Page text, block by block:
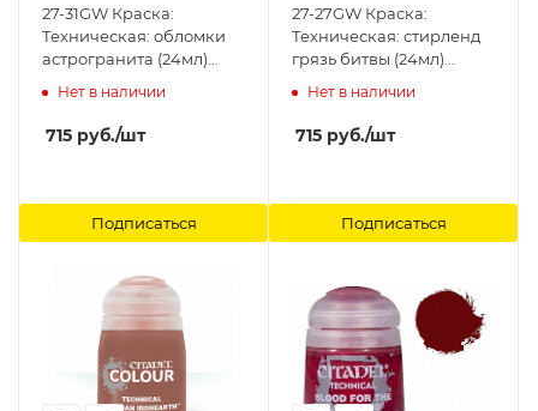
27-31GW Краска:
Техническая: обломки
астрогранита (24мл)
(TECHNICAL:
24ML) Citadel
Нет в наличии
715 руб./шт
Подписаться
27-27GW Краска:
Техническая: стирленд
грязь битвы (24мл)
(TECHNICAL: STIRLAND
Citadel
Нет в наличии
715 руб./шт
Подписаться